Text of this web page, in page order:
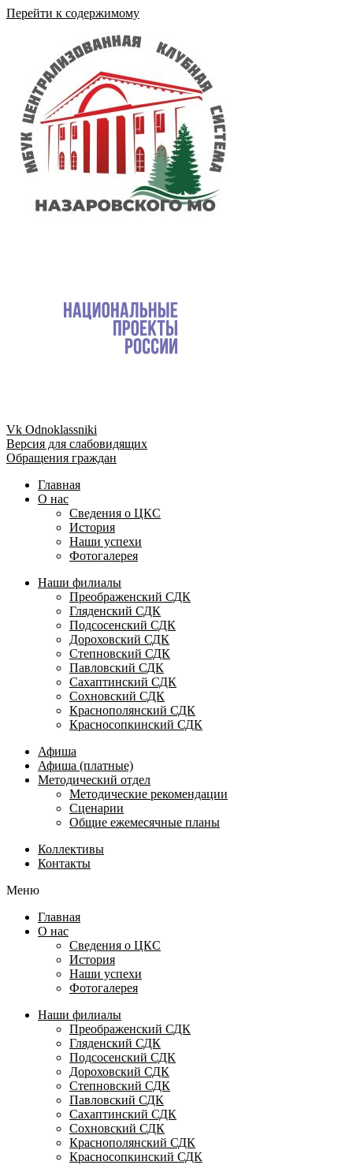
Перейти к содержимому
Vk Odnoklassniki
Версия для слабовидящих
Обращения граждан
Главная
О нас
Сведения о ЦКС
История
Наши успехи
Фотогалерея
Наши филиалы
Преображенский СДК
Гляденский СДК
Подсосенский СДК
Дороховский СДК
Степновский СДК
Павловский СДК
Сахаптинский СДК
Сохновский СДК
Краснополянский СДК
Красносопкинский СДК
Афиша
Афиша (платные)
Методический отдел
Методические рекомендации
Сценарии
Общие ежемесячные планы
Коллективы
Контакты
Меню
Главная
О нас
Сведения о ЦКС
История
Наши успехи
Фотогалерея
Наши филиалы
Преображенский СДК
Гляденский СДК
Подсосенский СДК
Дороховский СДК
Степновский СДК
Павловский СДК
Сахаптинский СДК
Сохновский СДК
Краснополянский СДК
Красносопкинский СДК